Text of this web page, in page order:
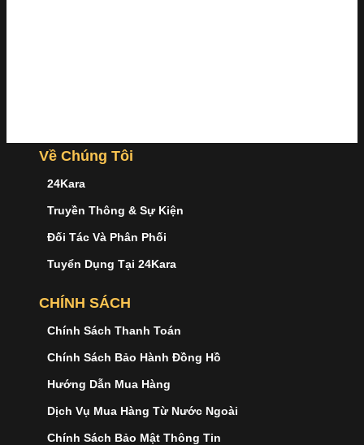
Về Chúng Tôi
24Kara
Truyền Thông & Sự Kiện
Đối Tác Và Phân Phối
Tuyển Dụng Tại 24Kara
CHÍNH SÁCH
Chính Sách Thanh Toán
Chính Sách Bảo Hành Đồng Hồ
Hướng Dẫn Mua Hàng
Dịch Vụ Mua Hàng Từ Nước Ngoài
Chính Sách Bảo Mật Thông Tin